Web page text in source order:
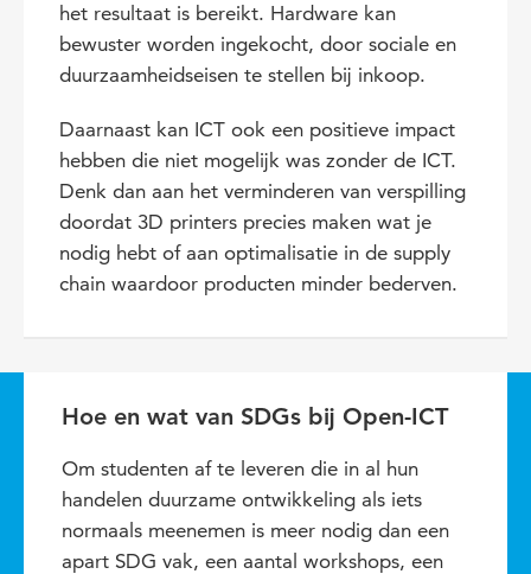
het resultaat is bereikt. Hardware kan
bewuster worden ingekocht, door sociale en
duurzaamheidseisen te stellen bij inkoop.
Daarnaast kan ICT ook een positieve impact
hebben die niet mogelijk was zonder de ICT.
Denk dan aan het verminderen van verspilling
doordat 3D printers precies maken wat je
nodig hebt of aan optimalisatie in de supply
chain waardoor producten minder bederven.
Hoe en wat van SDGs bij Open-ICT
Om studenten af te leveren die in al hun
handelen duurzame ontwikkeling als iets
normaals meenemen is meer nodig dan een
apart SDG vak, een aantal workshops, een